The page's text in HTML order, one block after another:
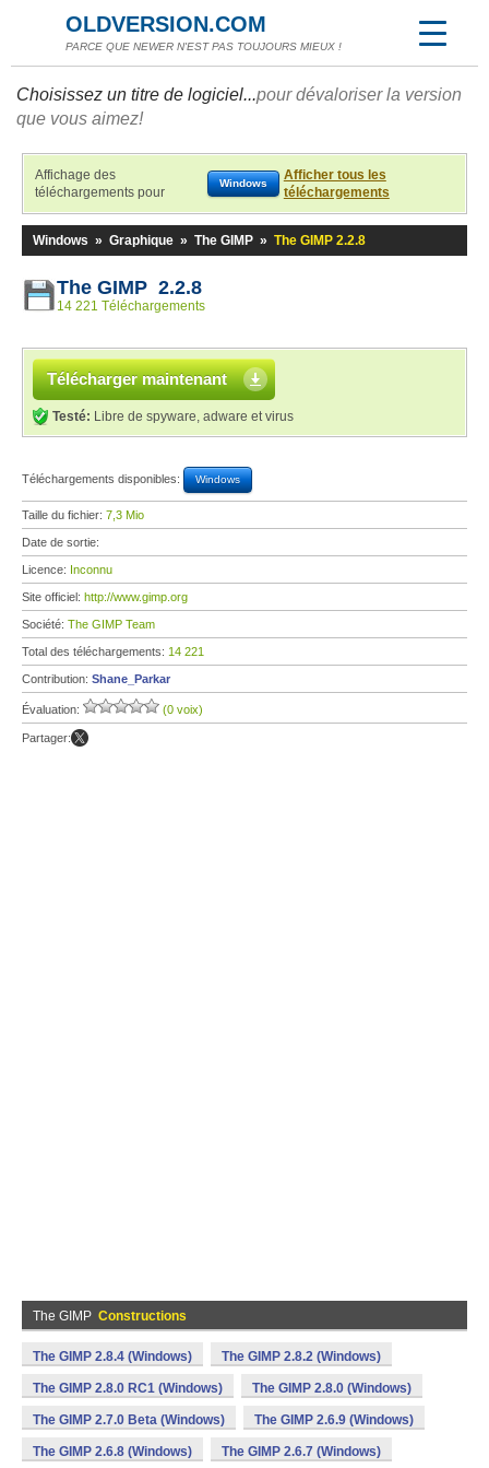
OLDVERSION.COM
PARCE QUE NEWER N'EST PAS TOUJOURS MIEUX !
Choisissez un titre de logiciel...pour dévaloriser la version
que vous aimez!
Affichage des
téléchargements pour
Windows
Afficher tous les
téléchargements
Windows » Graphique » The GIMP » The GIMP 2.2.8
The GIMP 2.2.8
14 221 Téléchargements
Télécharger maintenant
Testé: Libre de spyware, adware et virus
Téléchargements disponibles: Windows
Taille du fichier: 7,3 Mio
Date de sortie:
Licence: Inconnu
Site officiel: http://www.gimp.org
Société: The GIMP Team
Total des téléchargements: 14 221
Contribution: Shane_Parkar
Évaluation: (0 voix)
Partager:
The GIMP Constructions
The GIMP 2.8.4 (Windows) The GIMP 2.8.2 (Windows)
The GIMP 2.8.0 RC1 (Windows) The GIMP 2.8.0 (Windows)
The GIMP 2.7.0 Beta (Windows) The GIMP 2.6.9 (Windows)
The GIMP 2.6.8 (Windows) The GIMP 2.6.7 (Windows)